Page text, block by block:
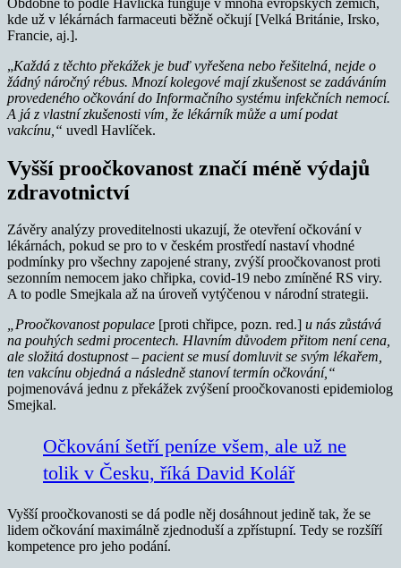
kde už v lékárnách farmaceuti běžně očkují [Velká Británie, Irsko,
Francie, aj.].
„Každá z těchto překážek je buď vyřešena nebo řešitelná, nejde o
žádný náročný rébus. Mnozí kolegové mají zkušenost se zadáváním
provedeného očkování do Informačního systému infekčních nemocí.
A já z vlastní zkušenosti vím, že lékárník může a umí podat
vakcínu,“ uvedl Havlíček.
Vyšší proočkovanost značí méně výdajů
zdravotnictví
Závěry analýzy proveditelnosti ukazují, že otevření očkování v
lékárnách, pokud se pro to v českém prostředí nastaví vhodné
podmínky pro všechny zapojené strany, zvýší proočkovanost proti
sezonním nemocem jako chřipka, covid-19 nebo zmíněné RS viry.
A to podle Smejkala až na úroveň vytýčenou v národní strategii.
„Proočkovanost populace [proti chřipce, pozn. red.] u nás zůstává
na pouhých sedmi procentech. Hlavním důvodem přitom není cena,
ale složitá dostupnost – pacient se musí domluvit se svým lékařem,
ten vakcínu objedná a následně stanoví termín očkování,“
pojmenovává jednu z překážek zvýšení proočkovanosti epidemiolog
Smejkal.
Očkování šetří peníze všem, ale už ne
tolik v Česku, říká David Kolář
Vyšší proočkovanosti se dá podle něj dosáhnout jedině tak, že se
lidem očkování maximálně zjednoduší a zpřístupní. Tedy se rozšíří
kompetence pro jeho podání.